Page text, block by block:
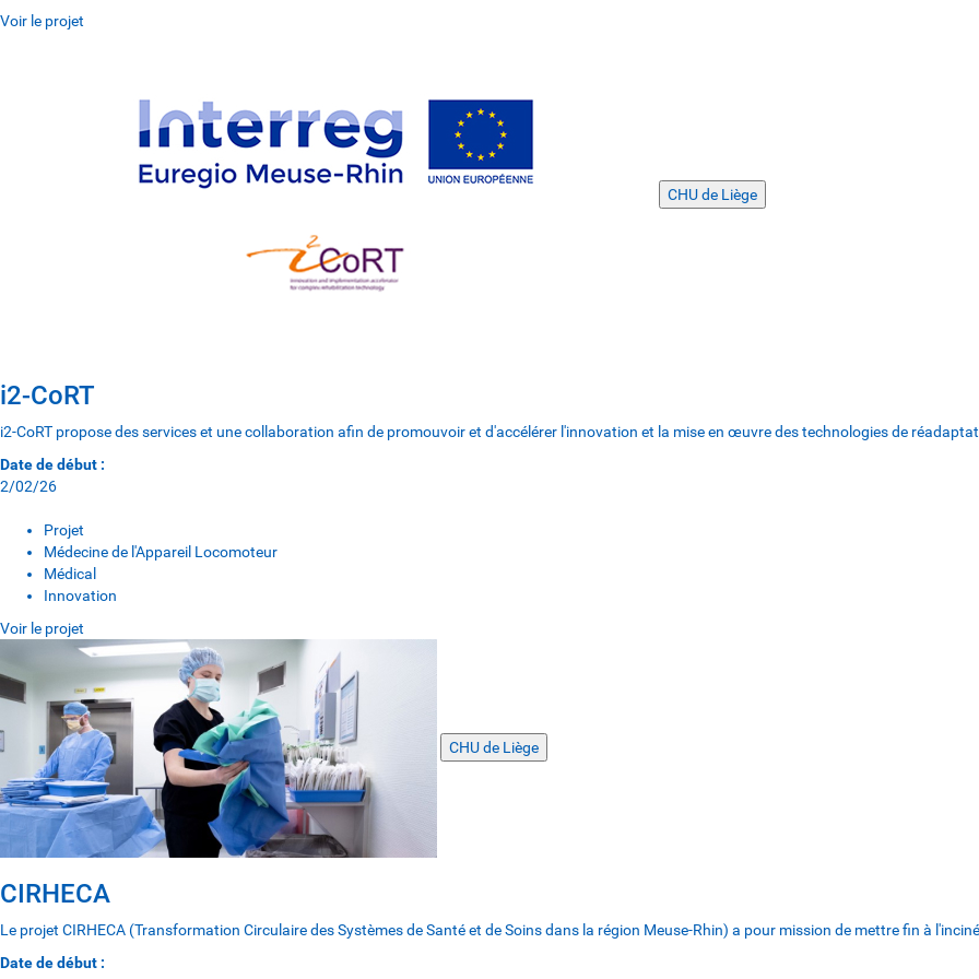
Voir le projet
CHU de Liège
i2-CoRT
i2-CoRT propose des services et une collaboration afin de promouvoir et d'accélérer l'innovation et la mise en œuvre des technologies de
Date de début :
2/02/26
Projet
Médecine de l'Appareil Locomoteur
Médical
Innovation
Voir le projet
CHU de Liège
CIRHECA
Le projet CIRHECA (Transformation Circulaire des Systèmes de Santé et de Soins dans la région Meuse-Rhin) a pour mission de mettre fin à
Date de début :